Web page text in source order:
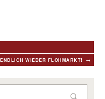
ENDLICH WIEDER FLOHMARKT!